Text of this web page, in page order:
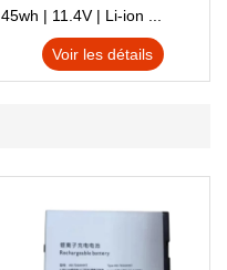
45wh | 11.4V | Li-ion ...
Voir les détails